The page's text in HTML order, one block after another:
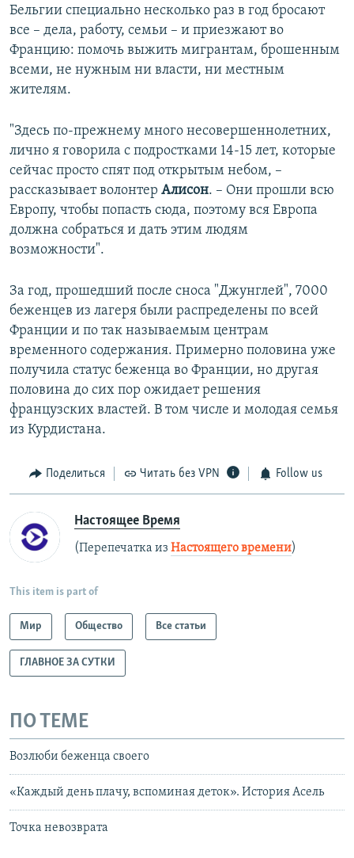
Бельгии специально несколько раз в год бросают
все – дела, работу, семьи – и приезжают во
Францию: помочь выжить мигрантам, брошенным
всеми, не нужным ни власти, ни местным
жителям.
"Здесь по-прежнему много несовершеннолетних,
лично я говорила с подростками 14-15 лет, которые
сейчас просто спят под открытым небом, –
рассказывает волонтер Алисон. – Они прошли всю
Европу, чтобы попасть сюда, поэтому вся Европа
должна собраться и дать этим людям
возможности".
За год, прошедший после сноса "Джунглей", 7000
беженцев из лагеря были распределены по всей
Франции и по так называемым центрам
временного содержания. Примерно половина уже
получила статус беженца во Франции, но другая
половина до сих пор ожидает решения
французских властей. В том числе и молодая семья
из Курдистана.
Поделиться Читать без VPN Follow us
Настоящее Время
(Перепечатка из Настоящего времени)
This item is part of
Мир Общество Все статьи
ГЛАВНОЕ ЗА СУТКИ
ПО ТЕМЕ
Возлюби беженца своего
«Каждый день плачу, вспоминая деток». История Асель
Точка невозврата